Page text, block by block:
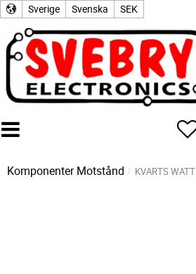
Sverige Svenska SEK
Komponenter Motstånd KVARTS WATT